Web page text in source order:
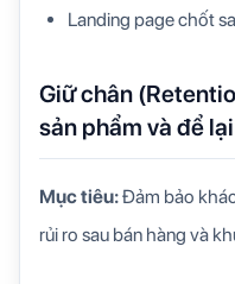
Landing page chốt
Giữ chân
sản phẩm và để
Mục tiêu:Đảm bảo
rủi ro sau bán hàng và